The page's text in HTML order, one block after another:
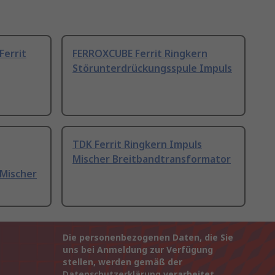
FERROXCUBE Ferrit Ringkern
Störunterdrückungsspule Impuls
TDK Ferrit Ringkern Impuls
Mischer Breitbandtransformator
Die personenbezogenen Daten, die Sie
uns bei Anmeldung zur Verfügung
stellen, werden gemäß der